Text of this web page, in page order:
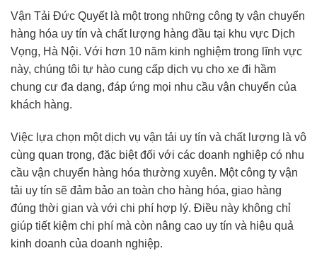
Vận Tải Đức Quyết là một trong những công ty vận chuyển
hàng hóa uy tín và chất lượng hàng đầu tại khu vực Dịch
Vọng, Hà Nội. Với hơn 10 năm kinh nghiệm trong lĩnh vực
này, chúng tôi tự hào cung cấp dịch vụ cho xe đi hầm
chung cư đa dạng, đáp ứng mọi nhu cầu vận chuyển của
khách hàng.
Việc lựa chọn một dịch vụ vận tải uy tín và chất lượng là vô
cùng quan trọng, đặc biệt đối với các doanh nghiệp có nhu
cầu vận chuyển hàng hóa thường xuyên. Một công ty vận
tải uy tín sẽ đảm bảo an toàn cho hàng hóa, giao hàng
đúng thời gian và với chi phí hợp lý. Điều này không chỉ
giúp tiết kiệm chi phí mà còn nâng cao uy tín và hiệu quả
kinh doanh của doanh nghiệp.